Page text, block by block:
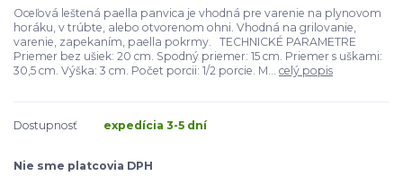
Oceľová leštená paella panvica je vhodná pre varenie na plynovom
horáku, v trúbte, alebo otvorenom ohni. Vhodná na grilovanie,
varenie, zapekaním, paella pokrmy. TECHNICKÉ PARAMETRE
Priemer bez ušiek: 20 cm. Spodný priemer: 15 cm. Priemer s uškami:
30,5 cm. Výška: 3 cm. Počet porcii: 1/2 porcie. M... celý popis
Dostupnosť expedícia 3-5 dní
Nie sme platcovia DPH